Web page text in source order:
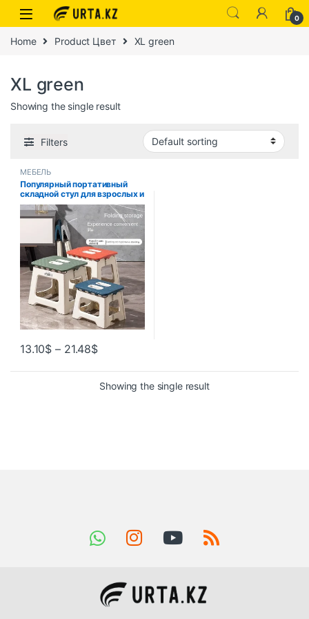
0
Home Product Цвет XL green
XL green
Showing the single result
Filters
МЕБЕЛЬ
Популярный портативный
складной стул для взрослых и
детей, утолщенный
пластиковый стул-седло для
активного отдыха и рыбалки,
подарки для вечеринок
13.10$ – 21.48$
Showing the single result